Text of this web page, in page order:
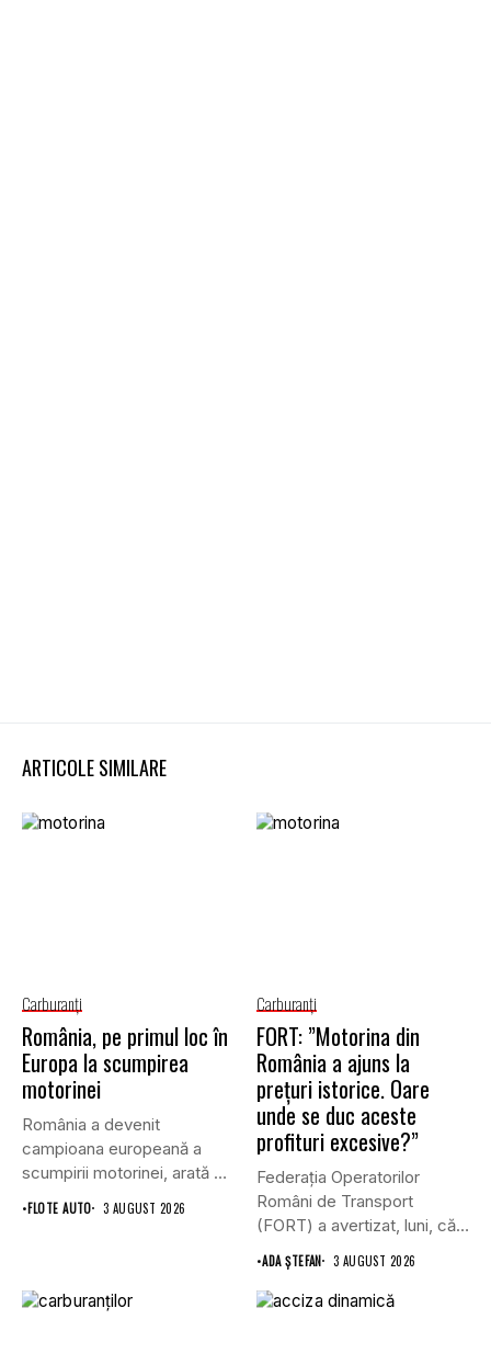
ARTICOLE SIMILARE
Carburanţi
România, pe primul loc în
Europa la scumpirea
motorinei
România a devenit
campioana europeană a
scumpirii motorinei, arată o
analiză realizată...
•FLOTE AUTO 3 AUGUST 2026
Carburanţi
FORT: ”Motorina din
România a ajuns la
prețuri istorice. Oare
unde se duc aceste
profituri excesive?”
Federația Operatorilor
Români de Transport
(FORT) a avertizat, luni, că,
în timp...
•ADA ȘTEFAN 3 AUGUST 2026